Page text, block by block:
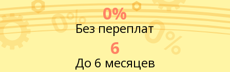
0%
Без переплат
6
До 6 месяцев